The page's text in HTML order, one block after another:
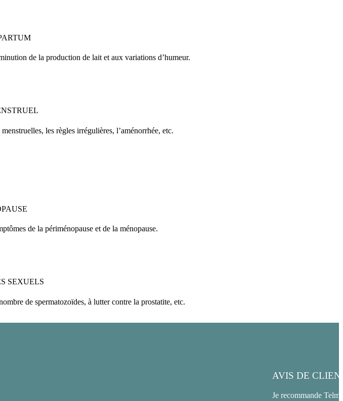
de la production de lait et aux variations d’humeur.
les règles irrégulières, l’aménorrhée, etc.
de la périménopause et de la ménopause.
SEXUELS
de spermatozoïdes, à lutter contre la prostatite, etc.
AVIS DE
Je recommande